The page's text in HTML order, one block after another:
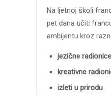
Na ljetnoj školi
pet dana učiti
ambijentu kroz
jezične radionice
kreativne
izleti u prirodu